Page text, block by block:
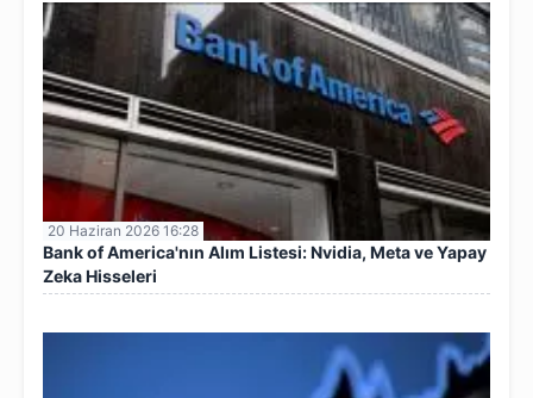
20 Haziran 2026 16:28
Bank of America'nın Alım Listesi: Nvidia, Meta ve Yapay
Zeka Hisseleri